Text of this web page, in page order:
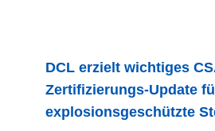
FORDERN
SIE EIN
ZITAT
DCL erzielt wichtiges
Zertifizierungs-Update
explosionsgeschützte